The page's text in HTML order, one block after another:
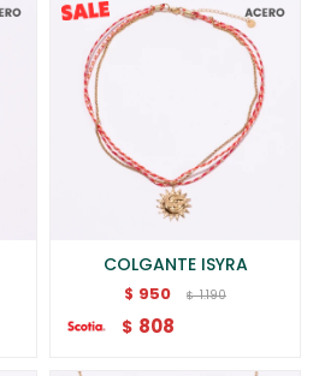
COLGANTE ISYRA
$ 950 $ 1.190
$ 808